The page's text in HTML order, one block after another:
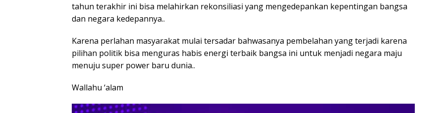
tahun terakhir ini bisa melahirkan rekonsiliasi yang mengedepankan kepentingan bangsa
dan negara kedepannya..
Karena perlahan masyarakat mulai tersadar bahwasanya pembelahan yang terjadi karena
pilihan politik bisa menguras habis energi terbaik bangsa ini untuk menjadi negara maju
menuju super power baru dunia..
Wallahu ‘alam